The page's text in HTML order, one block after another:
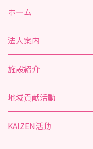
ホーム
法人案内
施設紹介
地域貢献活動
KAIZEN活動